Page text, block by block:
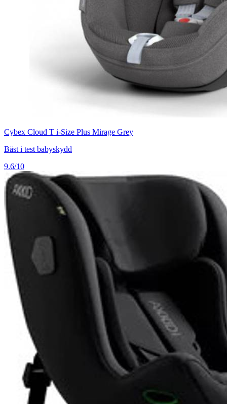
Cybex Cloud T i-Size Plus Mirage Grey
Bäst i test babyskydd
9.6/10